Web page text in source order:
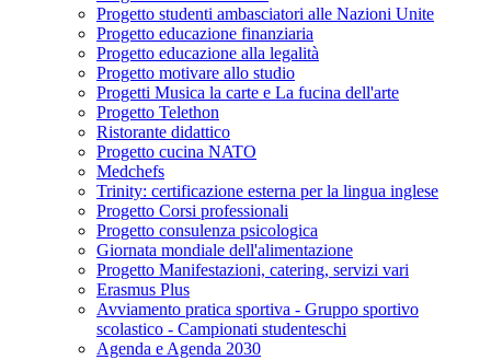
Progetto studenti ambasciatori alle Nazioni Unite
Progetto educazione finanziaria
Progetto educazione alla legalità
Progetto motivare allo studio
Progetti Musica la carte e La fucina dell'arte
Progetto Telethon
Ristorante didattico
Progetto cucina NATO
Medchefs
Trinity: certificazione esterna per la lingua inglese
Progetto Corsi professionali
Progetto consulenza psicologica
Giornata mondiale dell'alimentazione
Progetto Manifestazioni, catering, servizi vari
Erasmus Plus
Avviamento pratica sportiva - Gruppo sportivo
scolastico - Campionati studenteschi
Agenda e Agenda 2030